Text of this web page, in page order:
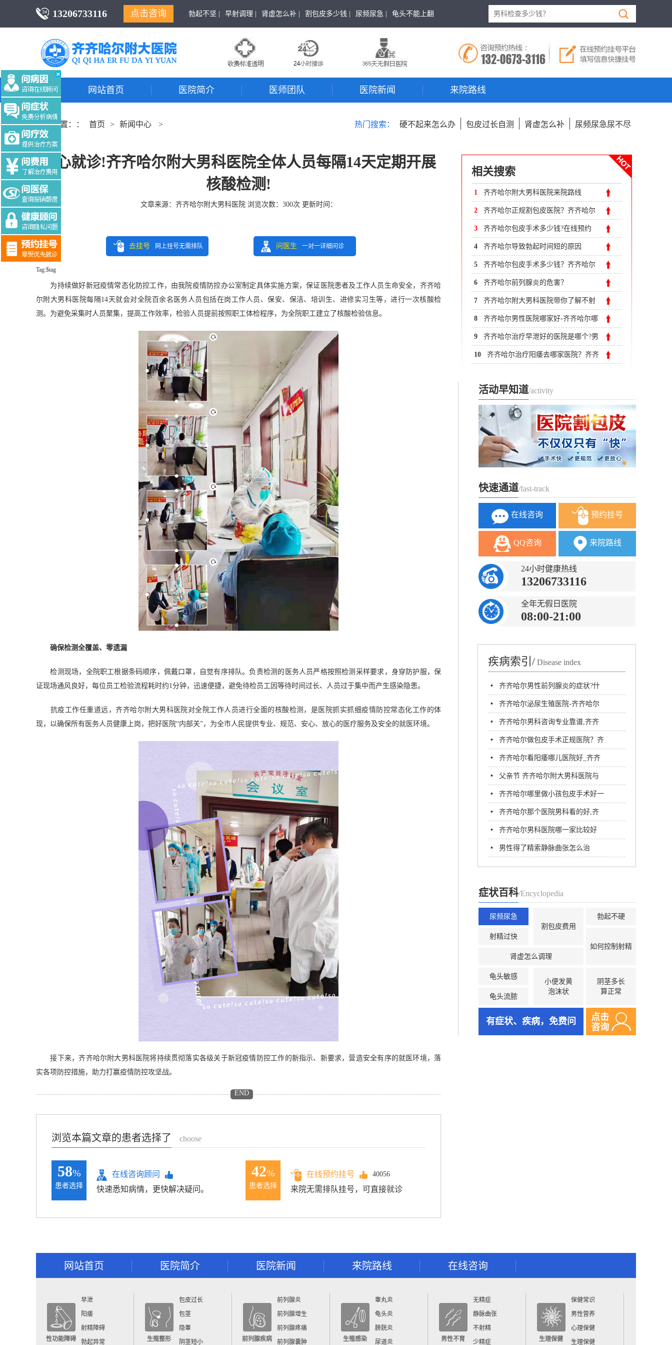
13206733116 点击咨询 勃起不坚 | 早射调理 | 肾虚怎么补 | 割包皮多少钱 | 尿频尿急 | 龟头不能上翻
网站首页 医院简介 医师团队 医院新闻 来院路线
当前位置：： 首页 > 新闻中心 > 热门搜索： 硬不起来怎么办 包皮过长自测 肾虚怎么补 尿频尿急尿不尽
放心就诊!齐齐哈尔附大男科医院全体人员每隔14天定期开展
核酸检测!
文章来源： 齐齐哈尔附大男科医院浏览次数： 300次 更新时间：
去挂号 网上挂号无需排队 问医生 一对一详细问诊
Tag:$tag
为持续做好新冠疫情常态化防控工作，由我院疫情防控办公室制定具体实施方案，保证医院患者及工作人员生命安全，齐齐哈
尔附大男科医院每隔14天就会对全院百余名医务人员包括在岗工作人员、保安、保洁、培训生、进修实习生等，进行一次核酸检
测。为避免采集时人员聚集，提高工作效率，检验人员提前按照职工体检程序，为全院职工建立了核酸检验信息。
确保检测全覆盖、零遗漏
检测现场，全院职工根据条码顺序，佩戴口罩，自觉有序排队。负责检测的医务人员严格按照检测采样要求，身穿防护服，保
证现场通风良好，每位员工检验流程耗时约1分钟，迅速便捷，避免待检员工因等待时间过长、人员过于集中而产生感染隐患。
抗疫工作任重道远，齐齐哈尔附大男科医院对全院工作人员进行全面的核酸检测，是医院抓实抓细疫情防控常态化工作的体
现，以确保所有医务人员健康上岗，把好医院“内部关”，为全市人民提供专业、规范、安心、放心的医疗服务及安全的就医环境。
接下来，齐齐哈尔附大男科医院将持续贯彻落实各级关于新冠疫情防控工作的新指示、新要求，营造安全有序的就医环境，落
实各项防控措施，助力打赢疫情防控攻坚战。
END
浏览本篇文章的患者选择了 choose
58%
患者选择
在线咨询顾问
快速悉知病情，更快解决疑问。
42%
患者选择
在线预约挂号 40056
来院无需排队挂号，可直接就诊
相关搜索
1 齐齐哈尔附大男科医院来院路线
2 齐齐哈尔正规割包皮医院？齐齐哈尔
附大男科医院
3 齐齐哈尔包皮手术多少钱?在线预约
4 齐齐哈尔导致勃起时间短的原因
5 齐齐哈尔包皮手术多少钱？齐齐哈尔
割包皮好的医院?
6 齐齐哈尔前列腺炎的危害？
7 齐齐哈尔附大男科医院带你了解不射
精症的治疗方法?
8 齐齐哈尔男性医院哪家好-齐齐哈尔哪
里治疗前列腺好
9 齐齐哈尔治疗早泄好的医院是哪个?男
性为何会发生早泄?
10 齐齐哈尔治疗阳痿去哪家医院？齐齐
活动早知道/activity
快速通道/fast-track
在线咨询 预约挂号
QQ咨询 来院路线
24小时健康热线
13206733116
全年无假日医院
08:00-21:00
疾病索引/ Disease index
• 齐齐哈尔男性前列腺炎的症状?什
么是慢性前列腺炎?
• 齐齐哈尔泌尿生殖医院-齐齐哈尔
附大男科医院
• 齐齐哈尔男科咨询专业靠谱,齐齐
哈尔附大医院
• 齐齐哈尔做包皮手术正规医院？齐
市附大医院男科
• 齐齐哈尔看阳痿哪儿医院好_齐齐
哈尔男科
• 父亲节 齐齐哈尔附大男科医院与
你一起来守护父亲健康
• 齐齐哈尔哪里做小孩包皮手术好一
点？齐齐哈尔附大男科医院
• 齐齐哈尔那个医院男科看的好,齐
齐哈尔那家医院看男科
• 齐齐哈尔男科医院哪一家比较好
啊?
• 男性得了精索静脉曲张怎么治
症状百科/Encyclopedia
尿频尿急
割包皮费用
射精过快
肾虚怎么调理
龟头敏感
小便发黄
泡沫状
龟头流脓
勃起不硬
如何控制射精
阴茎多长
算正常
有症状、疾病，免费问
点击
咨询
网站首页 医院简介 医院新闻 来院路线 在线咨询
性功能障碍
早泄
阳痿
射精障碍
勃起异常
生殖整形
包皮过长
包茎
隐睾
阴茎短小
前列腺疾病
前列腺炎
前列腺增生
前列腺疼痛
前列腺囊肿
生殖感染
睾丸炎
龟头炎
膀胱炎
尿道炎
男性不育
无精症
静脉曲张
不射精
少精症
生理保健
保健常识
男性营养
心理保健
生理保健